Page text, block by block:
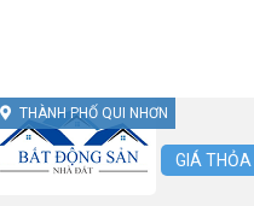
THÀNH PHỐ QUI NHƠN
GIÁTHỎA